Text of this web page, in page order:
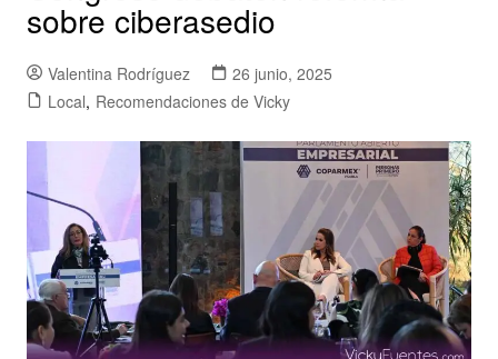
sobre ciberasedio
Valentina Rodríguez
26 junio, 2025
Local, Recomendaciones de Vicky